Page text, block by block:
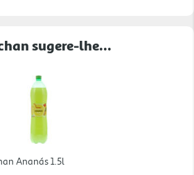
sugere-lhe...
Ananás 1.5l